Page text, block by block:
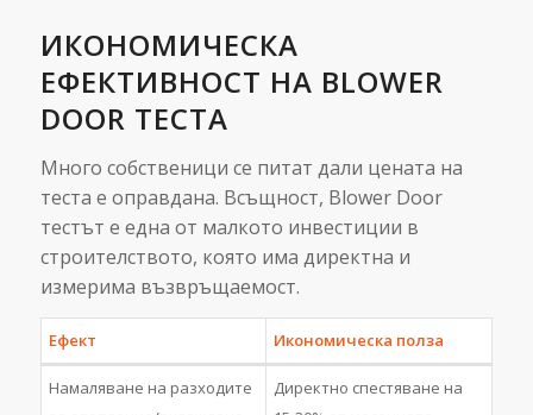
ИКОНОМИЧЕСКА
ЕФЕКТИВНОСТ НА BLOWER
DOOR ТЕСТА
Много собственици се питат дали цената на
теста е оправдана. Всъщност, Blower Door
тестът е една от малкото инвестиции в
строителството, която има директна и
измерима възвръщаемост.
Ефект Икономическа полза
Намаляване на разходите
Директно спестяване на